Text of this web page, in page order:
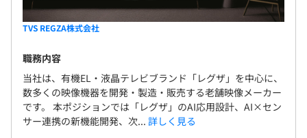
TVS REGZA株式会社​
職務内容
当社は、有機EL・液晶テレビブランド「レグザ」を中心に、
数多くの映像機器を開発・製造・販売する老舗映像メーカー
です。 本ポジションでは「レグザ」のAI応用設計、AI×セン
サー連携の新機能開発、次... 詳しく見る